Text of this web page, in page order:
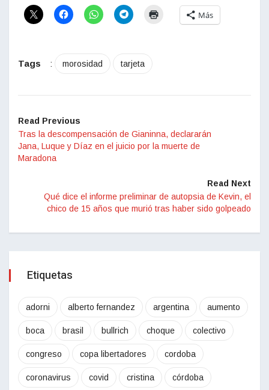
Más
Tags : morosidad tarjeta
Read Previous
Tras la descompensación de Gianinna, declararán
Jana, Luque y Díaz en el juicio por la muerte de
Maradona
Read Next
Qué dice el informe preliminar de autopsia de Kevin, el
chico de 15 años que murió tras haber sido golpeado
Etiquetas
adorni alberto fernandez argentina aumento
boca brasil bullrich choque colectivo
congreso copa libertadores cordoba
coronavirus covid cristina córdoba